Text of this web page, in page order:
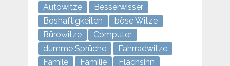
Autowitze
Besserwisser
Boshaftigkeiten
böse Witze
Bürowitze
Computer
dumme Sprüche
Fahrradwitze
Famile
Familie
Flachsinn